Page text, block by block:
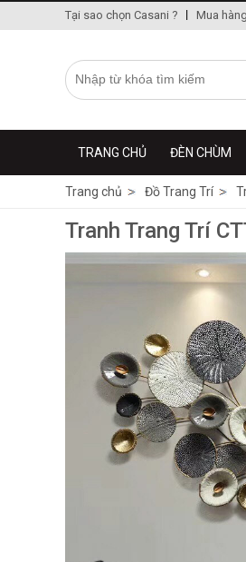
Tại sao chọn Casani ? Mua
TRANG CHỦ ĐÈN CHÙM
Trang chủ Đồ Trang Trí
Tranh Trang Trí